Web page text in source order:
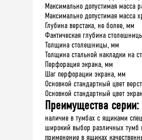
Максимально допустимая масса
Максимально допустимая масса
Глубина верстака, не более, мм
Фактическая глубина
Толщина столешницы, мм
Толщина стальной накладки на
Перфорация экрана, мм
Шаг перфорации экрана, мм
Основной стандартный цвет
Основной стандартный цвет
Преимущества серии:
наличие в тумбах с ящиками
широкий выбор различных тумб
применение в ящиках